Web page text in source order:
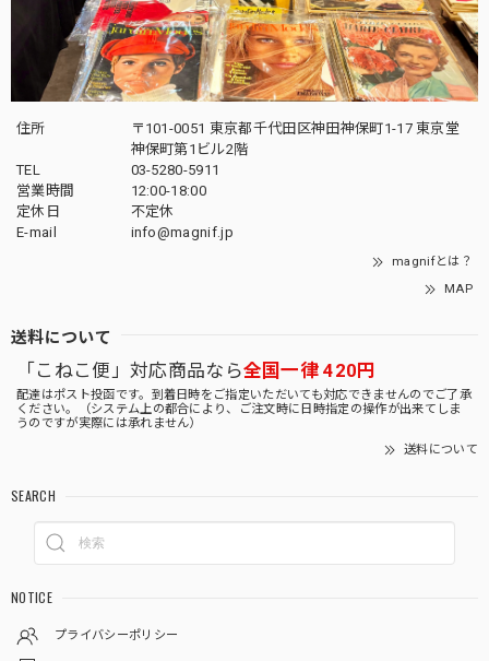
住所
〒101-0051 東京都千代田区神田神保町1-17 東京堂
神保町第1ビル2階
TEL
03-5280-5911
営業時間
12:00-18:00
定休日
不定休
E-mail
info@magnif.jp
magnifとは？
MAP
送料について
「こねこ便」対応商品なら全国一律 420円
配達はポスト投函です。到着日時をご指定いただいても対応できませんのでご了承
ください。（システム上の都合により、ご注文時に日時指定の操作が出来てしま
うのですが実際には承れません）
送料について
SEARCH
NOTICE
プライバシーポリシー